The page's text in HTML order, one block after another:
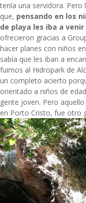
tenía una servidora. Pero
que, pensando en los
de playa les iba a
ofrecieron gracias a
hacer planes con niños
sabía que les iban a
fuimos al Hidropark de
un completo acierto
orientado a niños de
gente joven. Pero
en Porto Cristo, fue otro